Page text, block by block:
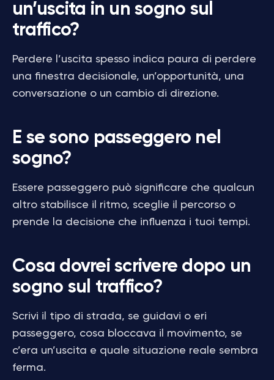
un’uscita in un sogno sul
traffico?
Perdere l’uscita spesso indica paura di perdere
una finestra decisionale, un’opportunità, una
conversazione o un cambio di direzione.
E se sono passeggero nel
sogno?
Essere passeggero può significare che qualcun
altro stabilisce il ritmo, sceglie il percorso o
prende la decisione che influenza i tuoi tempi.
Cosa dovrei scrivere dopo un
sogno sul traffico?
Scrivi il tipo di strada, se guidavi o eri
passeggero, cosa bloccava il movimento, se
c’era un’uscita e quale situazione reale sembra
ferma.